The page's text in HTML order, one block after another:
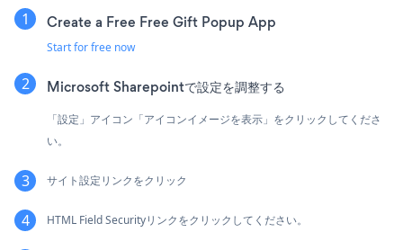
Create a Free Free Gift Popup App
Start for free now
Microsoft Sharepointで設定を調整する
「設定」アイコン「アイコンイメージを表示」をクリックしてくださ
い。
サイト設定リンクをクリック
HTML Field Securityリンクをクリックしてください。